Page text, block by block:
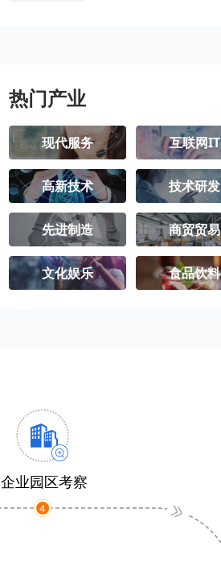
热门产业
现代服务 互联网IT
高新技术 技术研发
先进制造 商贸贸易
文化娱乐 食品饮料
企业园区考察